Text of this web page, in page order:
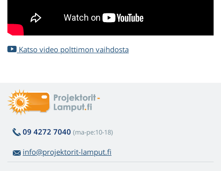
Katso video polttimon vaihdosta
09 4272 7040 (ma-pe:10-18)
info@projektorit-lamput.fi